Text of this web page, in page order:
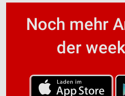
Noch mehr
der